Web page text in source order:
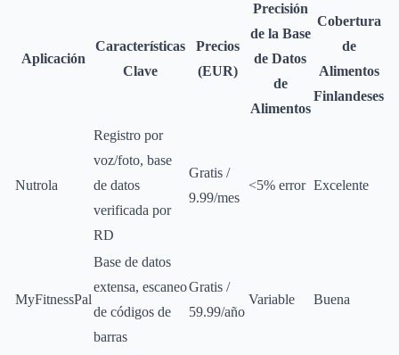
Aplicación
Características
Clave
Precios
(EUR)
Precisión
de la Base
de Datos
de
Alimentos
Cobertura
de
Alimentos
Finlandeses
Nutrola
Registro por
voz/foto, base
de datos
verificada por
RD
Gratis /
9.99/mes
<5% error Excelente
MyFitnessPal
Base de datos
extensa, escaneo
de códigos de
barras
Gratis /
59.99/año
Variable Buena